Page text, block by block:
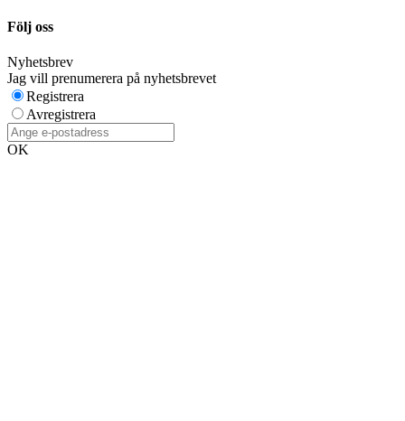
Följ oss
Nyhetsbrev
Jag vill prenumerera på nyhetsbrevet
Registrera
Avregistrera
OK